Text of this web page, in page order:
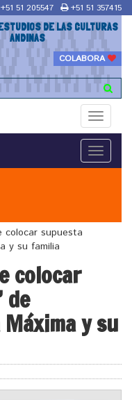
+51 51 205547 +51 51 357415
DE LAS CULTURAS
ANDINAS
COLABORA
Toggle
Toggle
colocar supuesta
y su familia
colocar
de
y su